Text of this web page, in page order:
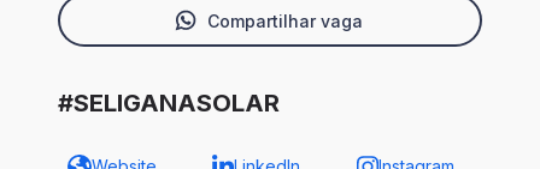
Compartilhar vaga
#SELIGANASOLAR